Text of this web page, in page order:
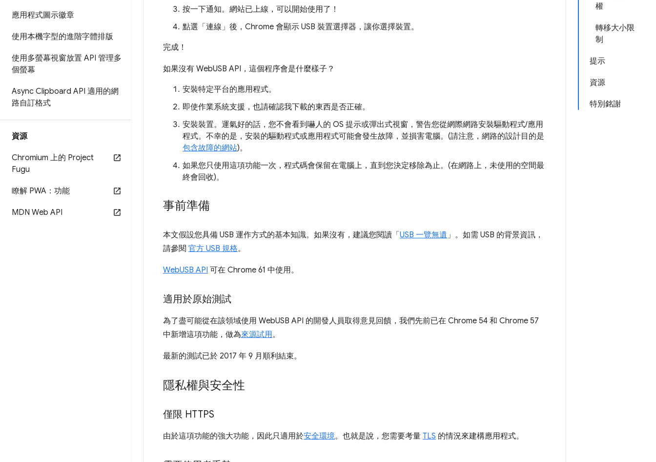
應用程式圖示徽章
使用本機字型的進階字體排版
使用多螢幕視窗放置 API 管理多
個螢幕
Async Clipboard API 適用的網
路自訂格式
資源
Chromium 上的 Project
Fugu
瞭解 PWA：功能
MDN Web API
權
轉移大小限
制
提示
資源
特別銘謝
按一下通知。網站已上線，可以開始使用了！
點選「連線」後，Chrome 會顯示 USB 裝置選擇器，讓你選擇裝置。
完成！
如果沒有 WebUSB API，這個程序會是什麼樣子？
安裝特定平台的應用程式。
即使作業系統支援，也請確認我下載的東西是否正確。
安裝裝置。運氣好的話，您不會看到嚇人的 OS 提示或彈出式視窗，警告您從網際網路安裝驅動程式/應用
程式。不幸的是，安裝的驅動程式或應用程式可能會發生故障，並損害電腦。(請注意，網路的設計目的是
包含故障的網站)。
如果您只使用這項功能一次，程式碼會保留在電腦上，直到您決定移除為止。(在網路上，未使用的空間最
終會回收)。
事前準備
本文假設您具備 USB 運作方式的基本知識。如果沒有，建議您閱讀「 USB 一覽無遺」。如需 USB 的背景資訊，
請參閱 官方 USB 規格。
WebUSB API 可在 Chrome 61 中使用。
適用於原始測試
為了盡可能從在該領域使用 WebUSB API 的開發人員取得意見回饋，我們先前已在 Chrome 54 和 Chrome 57
中新增這項功能，做為來源試用。
最新的測試已於 2017 年 9 月順利結束。
隱私權與安全性
僅限 HTTPS
由於這項功能的強大功能，因此只適用於安全環境。也就是說，您需要考量 TLS 的情況來建構應用程式。